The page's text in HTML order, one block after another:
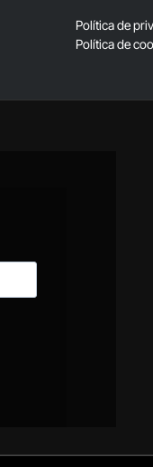
Política de
Política de